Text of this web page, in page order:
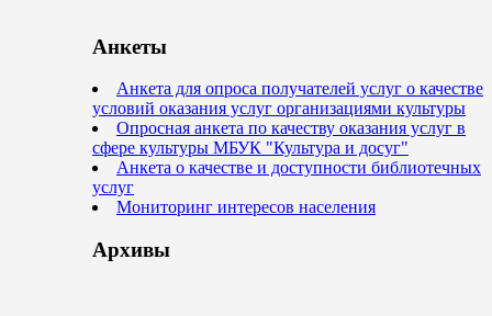
Анкеты
Анкета для опроса получателей услуг о качестве
условий оказания услуг организациями культуры
Опросная анкета по качеству оказания услуг в
сфере культуры МБУК "Культура и досуг"
Анкета о качестве и доступности библиотечных
услуг
Мониторинг интересов населения
Архивы